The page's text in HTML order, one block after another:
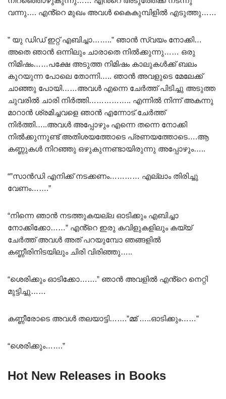
വന്നു…. എൻ്റെ മുഖം അവൾ കൈകുമ്പിളിൽ എടുത്തു……
” യു ഡിഡ് ഇറ്റ് എബിച്ചാ……..” ഞാൻ സ്വയം നോക്കി…
അതെ ഞാൻ ഒന്നിലും ചാരാതെ നിൽക്കുന്നു…… ഒരു
നിമിഷം……പക്ഷേ അടുത്ത നിമിഷം കാലുകൾക്ക് ബലം
കുറയുന്ന പോലെ തോന്നി….. ഞാൻ അവളുടെ മേലേക്ക്
ചാഞ്ഞു പോയി……അവൾ എന്നെ ചേർത്ത് പിടിച്ചു അടുത്ത
ചുവരിൽ ചാരി നിർത്തി…………….. എന്നിൽ നിന്ന് അകന്നു
മാറാൻ ശ്രമിച്ചവളെ ഞാൻ എന്നോട് ചേർത്ത്
നിർത്തി…..അവൾ അപ്പോഴും എന്നെ തന്നെ നോക്കി
നിൽക്കുന്നുണ്ട് അതിശയത്തോടെ പ്രണയത്തോടെ….ആ
കണ്ണുകൾ നിറഞ്ഞു ഒഴുകുന്നണ്ടായിരുന്നു അപ്പോഴും…..
“”സാൻഡി എനിക്ക് നടക്കണം………… എല്ലാം തിരിച്ചു
വേണം…….”
“നിന്നെ ഞാൻ നടത്തുകയല്ല ഓടിക്കും എബിച്ചാ
നോക്കിക്കോ……” എൻ്റെ ഇരു കവിളുകളിലും കയ്യ്
ചേർത്ത് അവൾ അത് പറയുമ്പോ ഞങ്ങളിൽ
കണ്ണീരിനിടയിലും ചിരി വിരിഞ്ഞു…..
“ശെരിക്കും ഓടിക്കോ…….” ഞാൻ അവളിൽ എൻ്റെ നെറ്റി
മുട്ടിച്ചു……
കണ്ണീരോടെ അവൾ തലയാട്ടി…….”മ്മ് …..ഓടിക്കും……”
“ശെരിക്കും…….”
Hot New Releases in Books